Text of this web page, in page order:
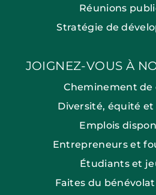
Réunions
Stratégie de
JOIGNEZ-VOUS À
Cheminement de
Diversité, équité et
Emplois
Entrepreneurs et
Étudiants et
Faites du bénévolat